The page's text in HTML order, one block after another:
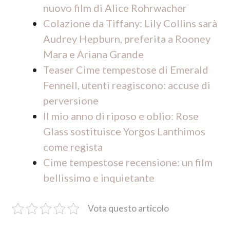
nuovo film di Alice Rohrwacher
Colazione da Tiffany: Lily Collins sarà
Audrey Hepburn, preferita a Rooney
Mara e Ariana Grande
Teaser Cime tempestose di Emerald
Fennell, utenti reagiscono: accuse di
perversione
Il mio anno di riposo e oblio: Rose
Glass sostituisce Yorgos Lanthimos
come regista
Cime tempestose recensione: un film
bellissimo e inquietante
Vota questo articolo